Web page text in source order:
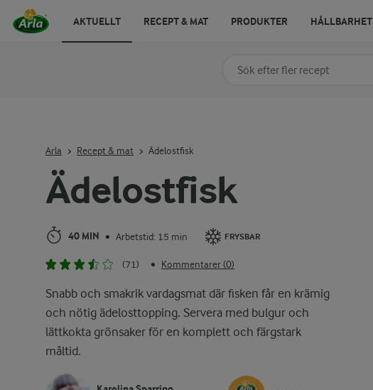
Ädelostfisk
40 MIN • Arbetstid: 15 min FRYSBAR
(71) • Kommentarer (0)
Snabb och smakrik vardagsmat där fisken får en krämig
och nötig ädelosttopping. Servera med bulgur och
lättkokta grönsaker för en komplett och färgstark
måltid.
Arla Recept & mat Ädelostfisk
Sök på kategori eller ingrediens
AKTUELLT RECEPT & MAT PRODUKTER HÅLLBARHET